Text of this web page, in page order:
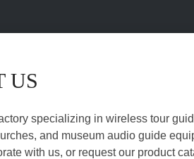
US
specializing in wireless tour
and museum audio guide
with us, or request our product